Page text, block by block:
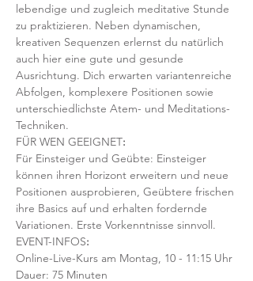
lebendige und zugleich meditative Stunde
zu praktizieren. Neben dynamischen,
kreativen Sequenzen erlernst du natürlich
auch hier eine gute und gesunde
Ausrichtung. Dich erwarten variantenreiche
Abfolgen, komplexere Positionen sowie
unterschiedlichste Atem- und Meditations-
Techniken.
FÜR WEN GEEIGNET:
Für Einsteiger und Geübte: Einsteiger
können ihren Horizont erweitern und neue
Positionen ausprobieren, Geübtere frischen
ihre Basics auf und erhalten fordernde
Variationen. Erste Vorkenntnisse sinnvoll.
EVENT-INFOS:
Online-Live-Kurs am Montag, 10 - 11:15 Uhr
Dauer: 75 Minuten